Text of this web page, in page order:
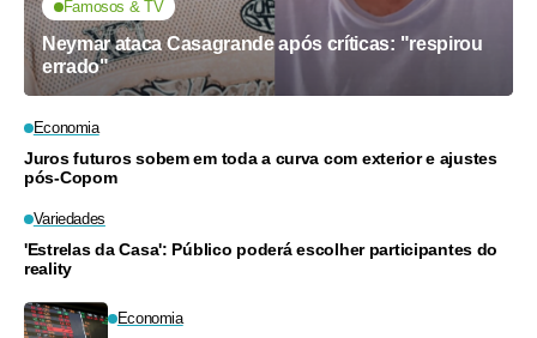
Famosos & TV
Neymar ataca Casagrande após críticas: "respirou
errado"
Economia
Juros futuros sobem em toda a curva com exterior e ajustes
pós-Copom
Variedades
'Estrelas da Casa': Público poderá escolher participantes do
reality
Economia